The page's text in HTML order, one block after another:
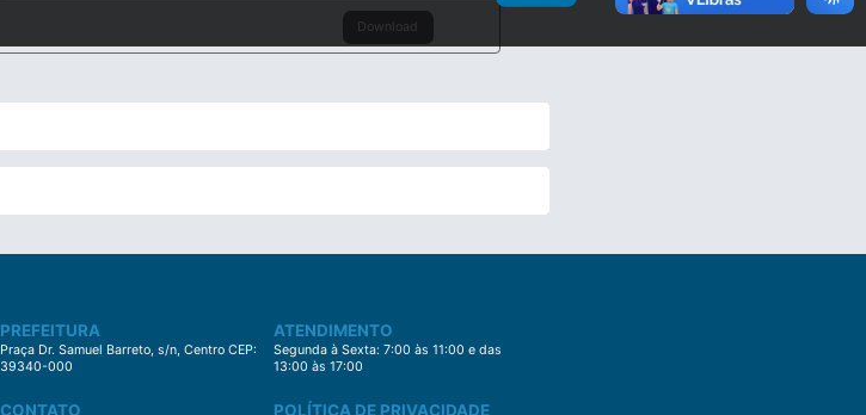
Download
PREFEITURA
Praça Dr. Samuel Barreto, s/n, Centro CEP:
39340-000
ATENDIMENTO
Segunda à Sexta: 7:00 às 11:00 e das
13:00 às 17:00
CONTATO POLÍTICA DE PRIVACIDADE